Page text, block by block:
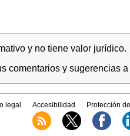
y no tiene valor jurídico.
comentarios y sugerencias
legal Accesibilidad Protección